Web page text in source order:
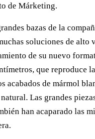
de Márketing.
bazas de la
soluciones de alto
de su nuevo
que reproduce
acabados de mármol
Las grandes
han acaparado las